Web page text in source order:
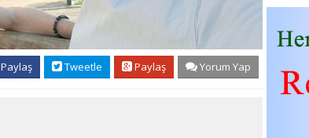
Paylaş Tweetle Paylaş Yorum Yap